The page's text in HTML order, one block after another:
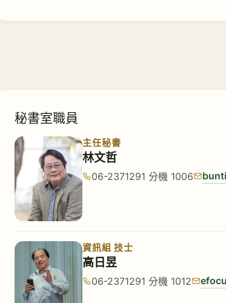
秘書室職員
主任秘書
林文哲
06-2371291 分機 1006
資訊組 技士
高日昱
06-2371291 分機 1012